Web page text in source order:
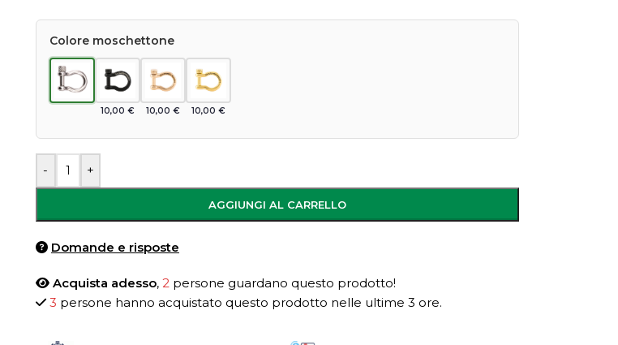
Colore moschettone
10,00 € 10,00 € 10,00 €
- +
AGGIUNGI AL CARRELLO
Domande e risposte
Acquista adesso, 2persone guardano questo prodotto!
3 persone hanno acquistato questo prodotto nelle ultime 3 ore.